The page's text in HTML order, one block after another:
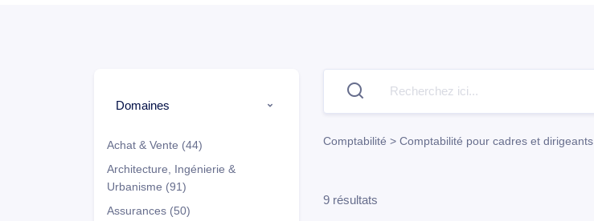
Domaines
Achat & Vente (44)
Architecture, Ingénierie &
Urbanisme (91)
Assurances (50)
Comptabilité > Comptabilité pour cadres et dirigeants
9 résultats